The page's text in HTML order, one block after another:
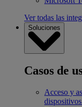
Ver todas las
Soluciones
Casos de
Acceso y